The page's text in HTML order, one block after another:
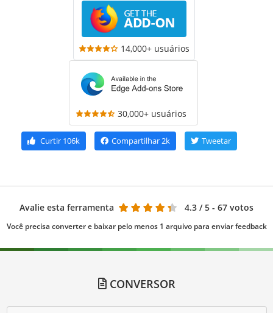
14,000+ usuários
30,000+ usuários
Curtir 106k Compartilhar2k Tweetar
Avalie esta ferramenta 4.3 / 5 - 67 votos
Você precisa converter e baixar pelo menos 1 arquivo para enviar feedback
CONVERSOR